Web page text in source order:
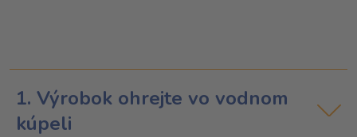
1. Výrobok ohrejte vo vodnom
kúpeli